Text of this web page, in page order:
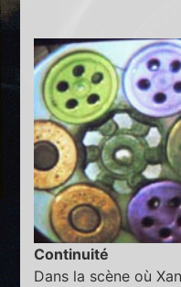
Continuité
Dans la scène où